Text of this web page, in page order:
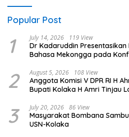
Popular Post
1 July 14, 2026 119 View
Dr Kadaruddin Presentasikan
Bahasa Mekongga pada
2 August 5, 2026 108 View
Anggota Komisi V DPR RI H
Bupati Kolaka H Amri Tinjau
Wundulako
3 July 20, 2026 86 View
Masyarakat Bombana
USN-Kolaka